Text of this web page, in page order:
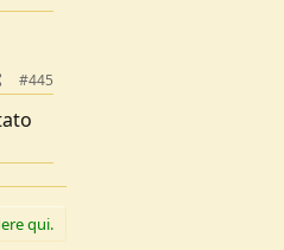
#445
qui.